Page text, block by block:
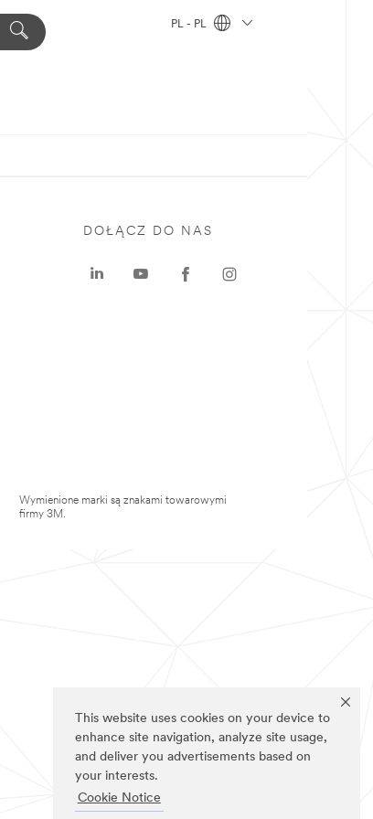
This website uses cookies on your device to
enhance site navigation, analyze site usage,
and deliver you advertisements based on
your interests.
Cookie Notice
PL - PL
DOŁĄCZ DO NAS
Wymienione marki są znakami towarowymi
firmy 3M.